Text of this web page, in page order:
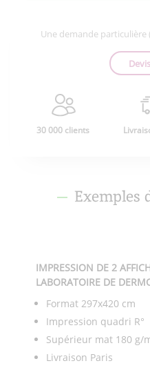
Une demande
30 000 clients
Exemples
IMPRESSION DE 2
LABORATOIRE DE
Format 297x420 cm
Impression quadri R°
Supérieur mat 180 g/
Livraison Paris